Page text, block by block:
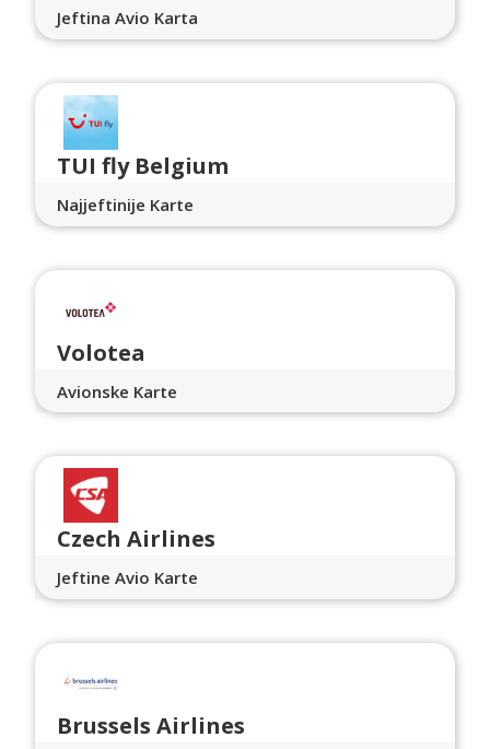
Jeftina Avio Karta
TUI fly Belgium
Najjeftinije Karte
Volotea
Avionske Karte
Czech Airlines
Jeftine Avio Karte
Brussels Airlines